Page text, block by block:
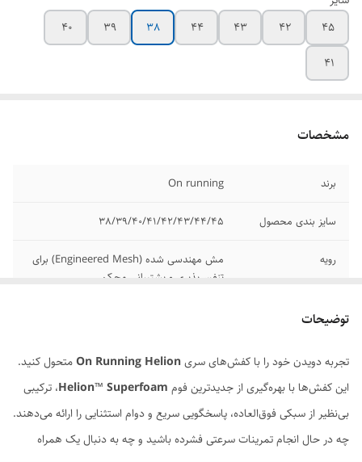
45
42
43
44
38
39
40
41
مشخصات
برند On running
سایز بندی محصول 38/39/40/41/42/43/44/45
رویه
مش مهندسی شده (Engineered Mesh) برای
تنفس‌پذیری و پشتیبانی محکم.
زیره
از پلیمرهای پیشرفته برای دوام، پاسخگویی بالا و
عملکرد در دمای پایین.
کیفیت محصول مسترکوالیتی
توضیحات
تجربه دویدن خود را با کفش‌های سری On Running Helion
متحول کنید.
این کفش‌ها با بهره‌گیری از جدیدترین فوم
Helion™ Superfoam
، ترکیبی
بی‌نظیر از سبکی فوق‌العاده، پاسخگویی سریع و دوام استثنایی را ارائه می‌دهند.
چه در حال انجام تمرینات سرعتی فشرده باشید و چه به دنبال یک همراه